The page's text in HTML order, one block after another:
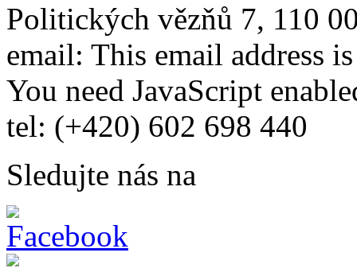
Politických vězňů 7, 110
email: This email address
You need JavaScript
tel: (+420) 602 698 440
Sledujte nás na